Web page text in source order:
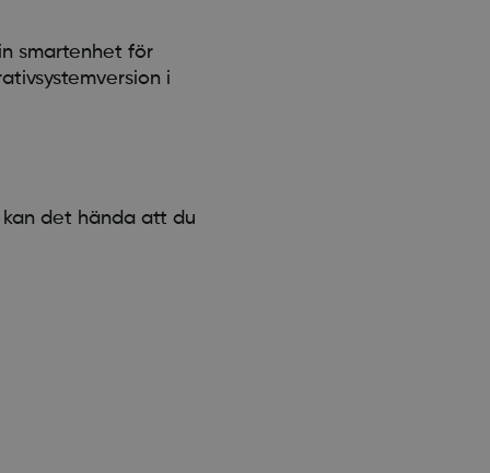
smartenhet för
i
det hända att du